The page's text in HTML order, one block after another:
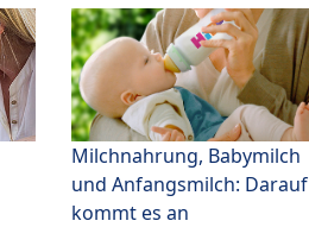
Milchnahrung, Babymilch
und Anfangsmilch: Darauf
kommt es an